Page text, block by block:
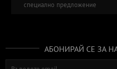
специално предложение
АБОНИРАЙ СЕ ЗА